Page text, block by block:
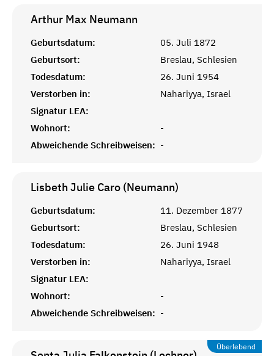
Arthur Max Neumann
Geburtsdatum:
05. Juli 1872
Geburtsort:
Breslau, Schlesien
Todesdatum:
26. Juni 1954
Verstorben in:
Nahariyya, Israel
Signatur LEA:
Wohnort:
-
Abweichende Schreibweisen: -
Lisbeth Julie Caro (Neumann)
Geburtsdatum:
11. Dezember 1877
Geburtsort:
Breslau, Schlesien
Todesdatum:
26. Juni 1948
Verstorben in:
Nahariyya, Israel
Signatur LEA:
Wohnort:
-
Abweichende Schreibweisen: -
Überlebend